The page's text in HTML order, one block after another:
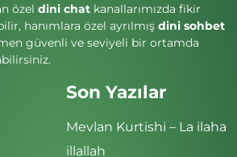
özel dini chat kanallarımızda fikir
hanımlara özel ayrılmış dini sohbet
güvenli ve seviyeli bir ortamda
Son Yazılar
Mevlan Kurtishi – La ilaha
illallah